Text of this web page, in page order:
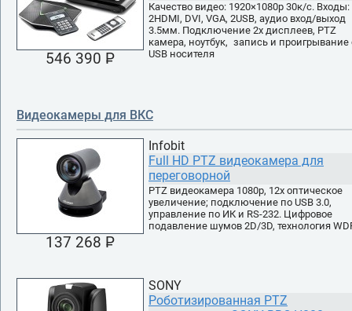
546 390 PУБ.
Качество видео: 1920×1080p 30к/с. Входы:
2HDMI, DVI, VGA, 2USB, аудио вход/выход
3.5мм. Подключение 2х дисплеев, PTZ
камера, ноутбук, запись и проигрывание
USB носителя
Видеокамеры для ВКС
137 268 PУБ.
Infobit
Full HD PTZ видеокамера для
переговорной
PTZ видеокамера 1080p, 12х оптическое
увеличение; подключение по USB 3.0,
управление по ИК и RS-232. Цифровое
подавление шумов 2D/3D, технология
SONY
Роботизированная PTZ